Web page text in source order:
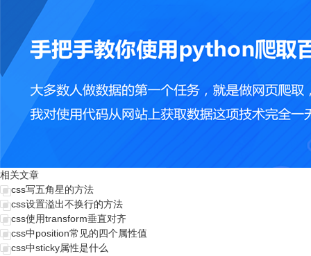
相关文章
css写五角星的方法
css设置溢出不换行的方法
css使用transform垂直对齐
css中position常见的四个属性值
css中sticky属性是什么